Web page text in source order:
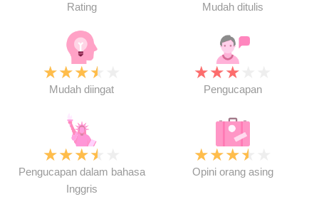
Rating Mudah ditulis
★★★★
Mudah diingat
★★★
Pengucapan
★★★★
Pengucapan dalam bahasa
Inggris
★★★★
Opini orang asing